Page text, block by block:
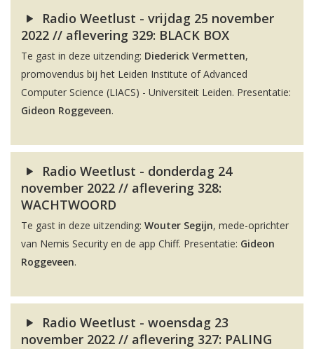
Radio Weetlust - vrijdag 25 november
2022 // aflevering 329: BLACK BOX
Te gast in deze uitzending: Diederick Vermetten,
promovendus bij het Leiden Institute of Advanced
Computer Science (LIACS) - Universiteit Leiden. Presentatie:
Gideon Roggeveen.
Radio Weetlust - donderdag 24
november 2022 // aflevering 328:
WACHTWOORD
Te gast in deze uitzending: Wouter Segijn, mede-oprichter
van Nemis Security en de app Chiff. Presentatie: Gideon
Roggeveen.
Radio Weetlust - woensdag 23
november 2022 // aflevering 327: PALING